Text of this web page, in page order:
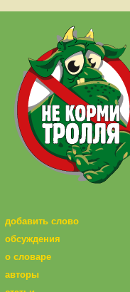
добавить слово
обсуждения
о словаре
авторы